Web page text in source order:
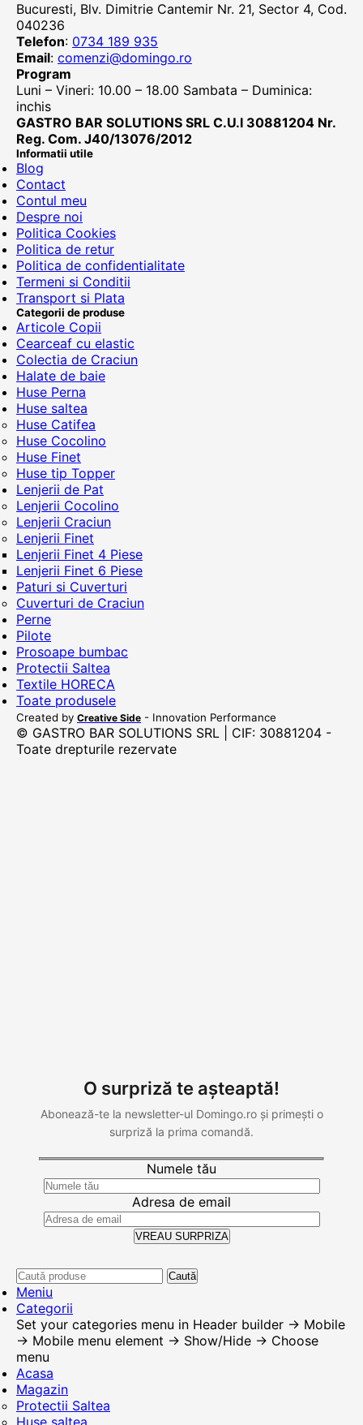
Bucuresti, Blv. Dimitrie Cantemir Nr. 21, Sector 4, Cod.
040236
Telefon: 0734 189 935
Email: comenzi@domingo.ro
Program
Luni – Vineri: 10.00 – 18.00 Sambata – Duminica:
inchis
GASTRO BAR SOLUTIONS SRL C.U.I 30881204 Nr.
Reg. Com. J40/13076/2012
Informatii utile
Blog
Contact
Contul meu
Despre noi
Politica Cookies
Politica de retur
Politica de confidentialitate
Termeni si Conditii
Transport si Plata
Categorii de produse
Articole Copii
Cearceaf cu elastic
Colectia de Craciun
Halate de baie
Huse Perna
Huse saltea
Huse Catifea
Huse Cocolino
Huse Finet
Huse tip Topper
Lenjerii de Pat
Lenjerii Cocolino
Lenjerii Craciun
Lenjerii Finet
Lenjerii Finet 4 Piese
Lenjerii Finet 6 Piese
Paturi si Cuverturi
Cuverturi de Craciun
Perne
Pilote
Prosoape bumbac
Protectii Saltea
Textile HORECA
Toate produsele
Created by Creative Side - Innovation Performance
© GASTRO BAR SOLUTIONS SRL | CIF: 30881204 -
Toate drepturile rezervate
O surpriză te așteaptă!
Abonează-te la newsletter-ul Domingo.ro și primești o
surpriză la prima comandă.
Numele tău
Adresa de email
Caută
Meniu
Categorii
Set your categories menu in Header builder -> Mobile
-> Mobile menu element -> Show/Hide -> Choose
menu
Acasa
Magazin
Protectii Saltea
Huse saltea